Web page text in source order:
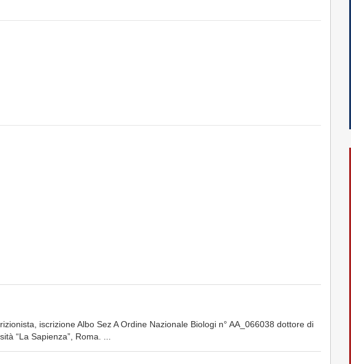
iscrizione Albo Sez A Ordine Nazionale Biologi n° AA_066038 dottore di
“La Sapienza”, Roma. ...